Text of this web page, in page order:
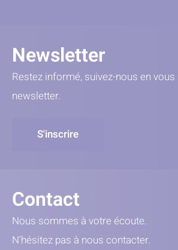
Newsletter
Restez informé, suivez-nous en
newsletter.
S'inscrire
Contact
Nous sommes à votre écoute.
N'hésitez pas à nous contacter.